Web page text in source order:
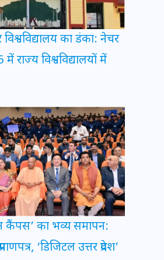
का डंका: नेचर
राज्य विश्वविद्यालयों में
कैंपस’ का भव्य समापन:
‘डिजिटल उत्तर प्रदेश’